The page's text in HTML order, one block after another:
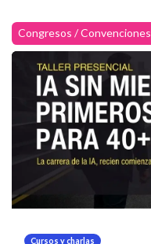
Congresos / Convenciones
Cursos y charlas